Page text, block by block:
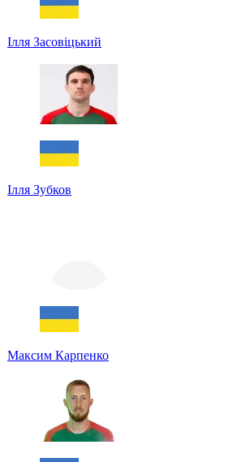
Ілля Засовіцький
Ілля Зубков
Максим Карпенко